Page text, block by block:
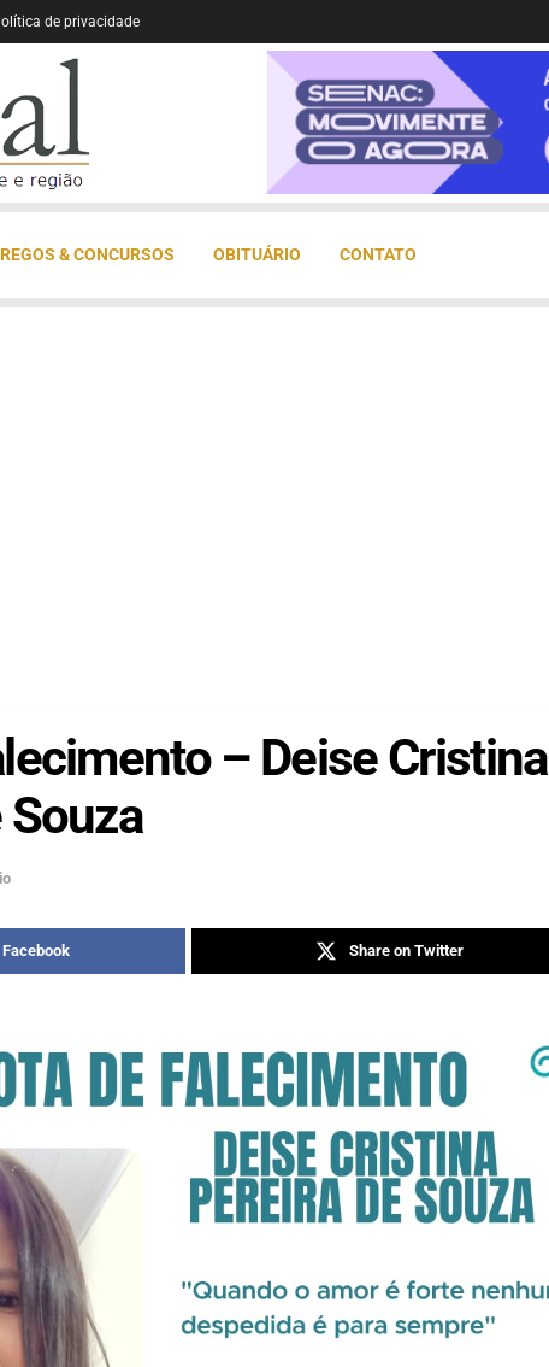
de privacidade
& CONCURSOS OBITUÁRIO CONTATO
– Deise Cristina
Souza
Share on Twitter